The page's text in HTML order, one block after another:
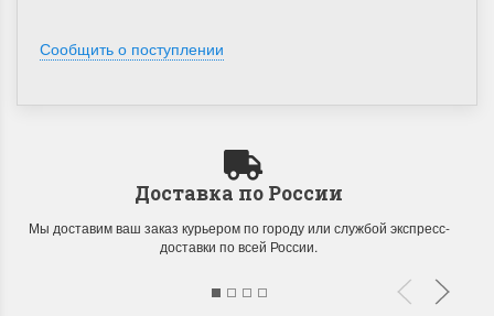
Сообщить о поступлении
Доставка по России
Мы доставим ваш заказ курьером по городу или службой экспресс-
доставки по всей России.